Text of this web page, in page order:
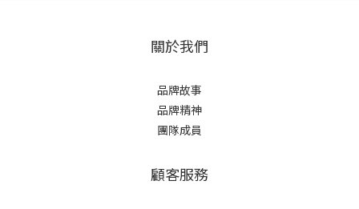
關於我們
品牌故事
品牌精神
團隊成員
顧客服務